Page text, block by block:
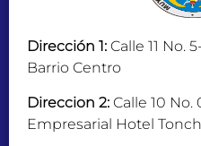
Dirección 1: Calle 11 No.
Barrio Centro
Direccion 2: Calle 10 No.
Empresarial Hotel